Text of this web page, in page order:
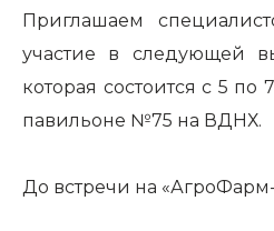
Приглашаем
участие в следующей
которая состоится с 5 по
павильоне №75 на ВДНХ.
До встречи на «АгроФарм-